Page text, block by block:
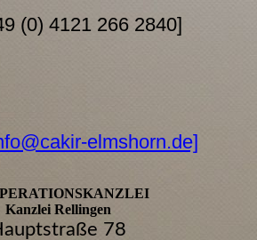
(0) 4121 266 2840]
elmshorn.de]
Kanzlei Rellingen
78